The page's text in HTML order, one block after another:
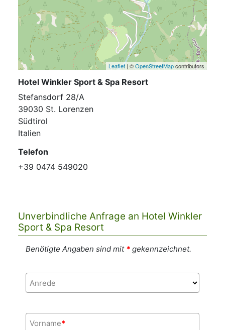
Leaflet | ©OpenStreetMapcontributors
Hotel Winkler Sport & Spa Resort
Stefansdorf 28/A
39030 St. Lorenzen
Südtirol
Italien
Telefon
+39 0474 549020
Unverbindliche Anfrage an Hotel Winkler
Sport & Spa Resort
Benötigte Angaben sind mit *gekennzeichnet.
Anrede
Vorname*